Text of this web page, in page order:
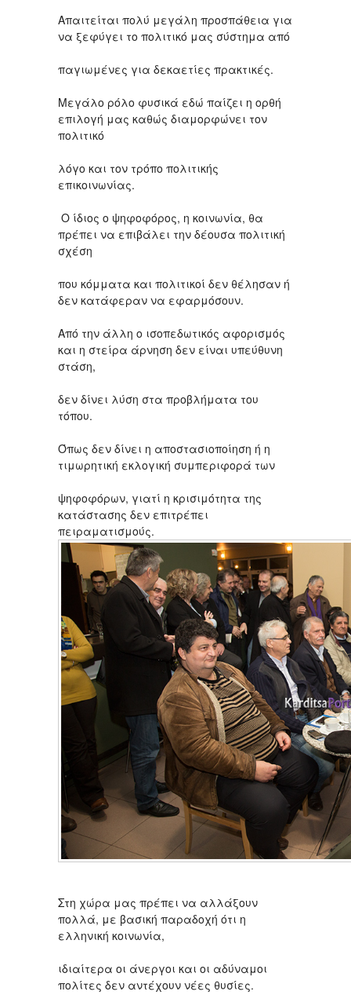
Απαιτείται πολύ μεγάλη προσπάθεια για
να ξεφύγει το πολιτικό μας σύστημα από
παγιωμένες για δεκαετίες πρακτικές.
Μεγάλο ρόλο φυσικά εδώ παίζει η ορθή
επιλογή μας καθώς διαμορφώνει τον
πολιτικό
λόγο και τον τρόπο πολιτικής
επικοινωνίας.
Ο ίδιος ο ψηφοφόρος, η κοινωνία, θα
πρέπει να επιβάλει την δέουσα πολιτική
σχέση
που κόμματα και πολιτικοί δεν θέλησαν ή
δεν κατάφεραν να εφαρμόσουν.
Από την άλλη ο ισοπεδωτικός αφορισμός
και η στείρα άρνηση δεν είναι υπεύθυνη
στάση,
δεν δίνει λύση στα προβλήματα του
τόπου.
Όπως δεν δίνει η αποστασιοποίηση ή η
τιμωρητική εκλογική συμπεριφορά των
ψηφοφόρων, γιατί η κρισιμότητα της
κατάστασης δεν επιτρέπει
πειραματισμούς.
Στη χώρα μας πρέπει να αλλάξουν
πολλά, με βασική παραδοχή ότι η
ελληνική κοινωνία,
ιδιαίτερα οι άνεργοι και οι αδύναμοι
πολίτες δεν αντέχουν νέες θυσίες.